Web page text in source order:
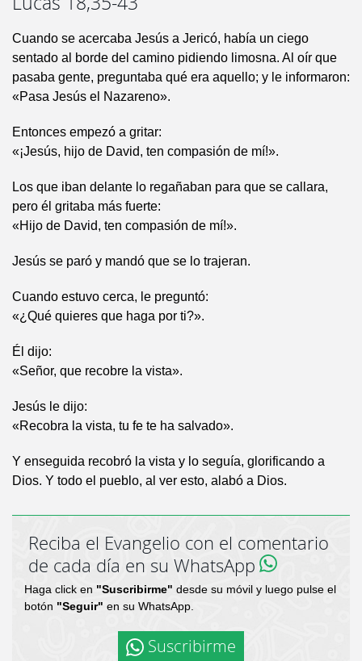
Cuando se acercaba Jesús a Jericó, había un ciego
sentado al borde del camino pidiendo limosna. Al oír que
pasaba gente, preguntaba qué era aquello; y le informaron:
«Pasa Jesús el Nazareno».
Entonces empezó a gritar:
«¡Jesús, hijo de David, ten compasión de mí!».
Los que iban delante lo regañaban para que se callara,
pero él gritaba más fuerte:
«Hijo de David, ten compasión de mí!».
Jesús se paró y mandó que se lo trajeran.
Cuando estuvo cerca, le preguntó:
«¿Qué quieres que haga por ti?».
Él dijo:
«Señor, que recobre la vista».
Jesús le dijo:
«Recobra la vista, tu fe te ha salvado».
Y enseguida recobró la vista y lo seguía, glorificando a
Dios. Y todo el pueblo, al ver esto, alabó a Dios.
Reciba el Evangelio con el comentario
de cada día en su WhatsApp
Haga click en "Suscribirme" desde su móvil y luego pulse el
botón "Seguir" en su WhatsApp.
Suscribirme